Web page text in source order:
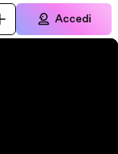
Accedi